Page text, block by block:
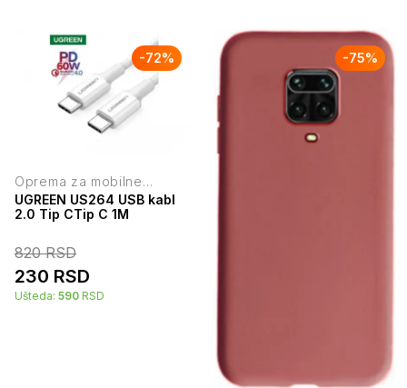
-72%
Oprema za mobilne
telefone
UGREEN US264 USB kabl
2.0 Tip CTip C 1M
820RSD
230 RSD
Ušteda: 590 RSD
-75%